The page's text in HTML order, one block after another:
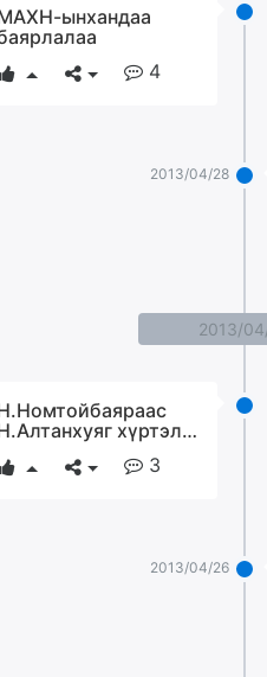
ынхандаа
4
2013/04/28
2013/
хүртэл…
3
2013/04/26